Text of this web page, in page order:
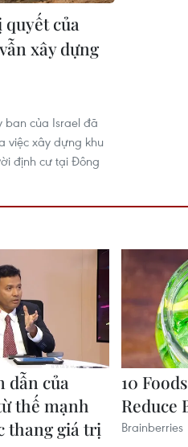
quyết của
xây dựng
ban của Israel đã
việc xây dựng khu
định cư tại Đông